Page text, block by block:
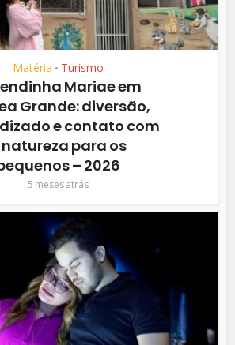
Matéria • Turismo
Mariae em
Grande: diversão,
e contato com
para os
– 2026
5 meses atrás